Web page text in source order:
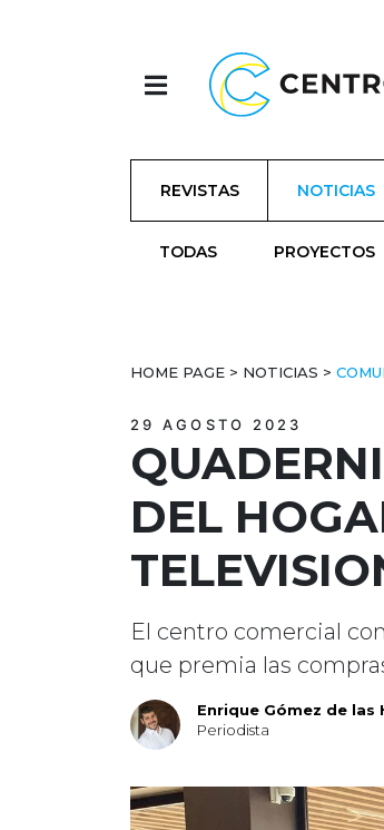
REVISTAS NOTICIAS
TODAS PROYECTOS
HOME PAGE > NOTICIAS >
29 AGOSTO 2023
DEL
El centro comercial
que premia las
Enrique Gómez de las
Periodista